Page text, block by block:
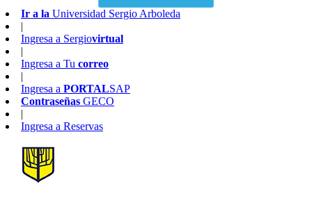
Ir a la Universidad Sergio Arboleda
|
Ingresa a Sergiovirtual
|
Ingresa a Tu correo
|
Ingresa a PORTALSAP
Contraseñas GECO
|
Ingresa a Reservas